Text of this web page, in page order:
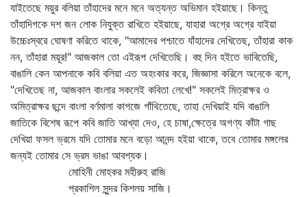
যাইতেছে ময়ুর বলিয়া তাঁহাদের মনে মনে অত্যন্ত অভিমান হইয়াছে। কিন্তু
তাঁহাদিগকে দশ জন লোক নিযুক্ত রাখিতে হইয়াছে, যাহারা অগ্রে অগ্রে যাইয়া
উচ্চেঃস্বরে ঘোষণা করিতে থাকে, "আমাদের পশ্চাতে যাঁহাদের দেখিতেছ, তাঁহারা কাক
নন, তাঁহারা ময়ূর!" আজকাল তো এইরূপ দেখিতেছি। বহু দিন হইতে ভাবিতেছি,
বাঙালি কেন আপনাকে কবি বলিয়া এত অহংকার করে, জিজ্ঞাসা করিলে অনেকে বলে,
"দেখিতেছ না, আজকাল বাংলার সকলেই কবিতা লেখে!" সকলেই মিত্রাক্ষর ও
অমিত্রাক্ষর ছন্দে বাংলা বর্ণমালা কাগজে গাঁথিতেছে, তাহা দেখিয়াই যদি বাঙালি
জাতিকে বিশেষ রূপে কবি জাতি আখ্যা দেও, হে চাষা,ক্ষেত্রে অগণ্য কাঁটা গাছ
দেখিয়া ফসল ভ্রমে যদি তোমার মনে বড়ো আনন্দ হইয়া থাকে, তবে তোমার মঙ্গলের
জন্যই তোমার সে ভ্রম ভাঙা আবশ্যক।
মোহিনী মোহকর মহীরুহ রাজি
প্রকাশিল সুন্দর কিশলয় সাজি।